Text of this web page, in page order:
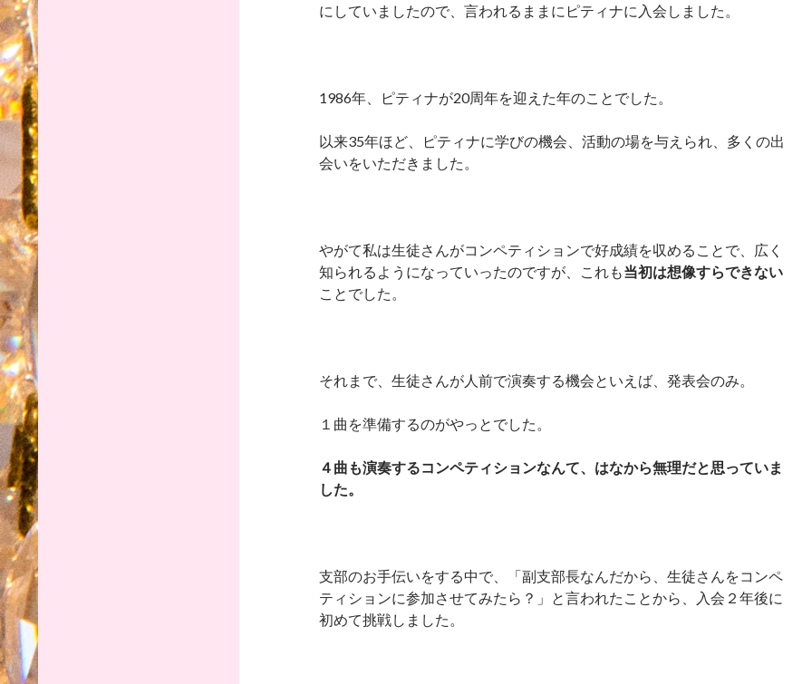
にしていましたので、言われるままにピティナに入会しました。
1986年、ピティナが20周年を迎えた年のことでした。
以来35年ほど、ピティナに学びの機会、活動の場を与えられ、多くの出
会いをいただきました。
やがて私は生徒さんがコンペティションで好成績を収めることで、広く
知られるようになっていったのですが、これも当初は想像すらできない
ことでした。
それまで、生徒さんが人前で演奏する機会といえば、発表会のみ。
１曲を準備するのがやっとでした。
４曲も演奏するコンペティションなんて、はなから無理だと思っていま
した。
支部のお手伝いをする中で、「副支部長なんだから、生徒さんをコンペ
ティションに参加させてみたら？」と言われたことから、入会２年後に
初めて挑戦しました。